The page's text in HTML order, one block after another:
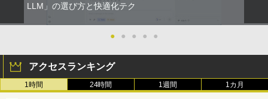
LLM」の選び方と快適化テク
● ● ● ● ●
アクセスランキング
1時間 24時間 1週間 1カ月